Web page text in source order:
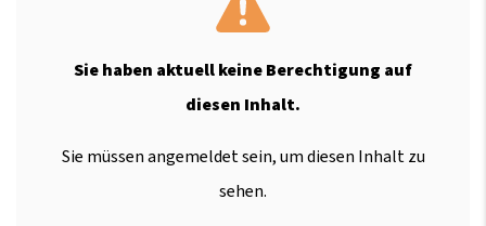
Sie haben aktuell keine Berechtigung auf
diesen Inhalt.
Sie müssen angemeldet sein, um diesen Inhalt zu
sehen.